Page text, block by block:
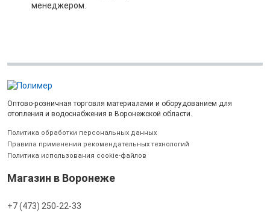
менеджером.
Оптово-розничная торговля материалами и оборудованием для
отопления и водоснабжения в Воронежской области.
Политика обработки персональных данных
Правила применения рекомендательных технологий
Политика использования cookie-файлов
Магазин в Воронеже
+7 (473) 250-22-33